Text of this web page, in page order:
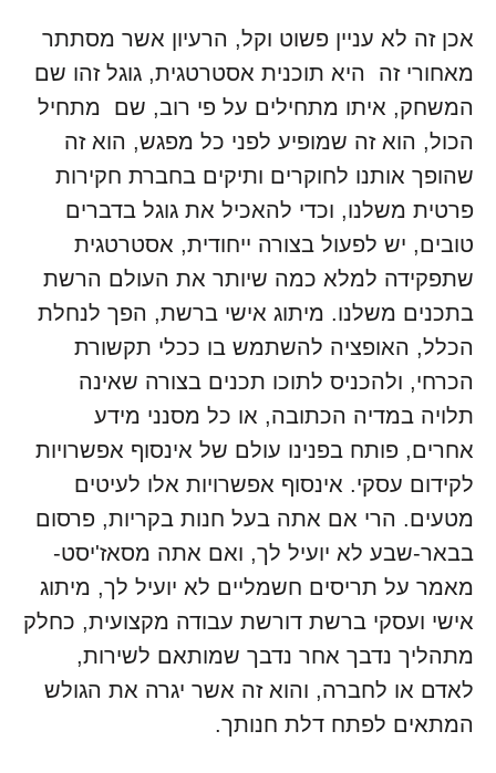
אכן זה לא עניין פשוט וקל, הרעיון אשר מסתתר
מאחורי זה היא תוכנית אסטרטגית, גוגל זהו שם
המשחק, איתו מתחילים על פי רוב, שם מתחיל
הכול, הוא זה שמופיע לפני כל מפגש, הוא זה
שהופך אותנו לחוקרים ותיקים בחברת חקירות
פרטית משלנו, וכדי להאכיל את גוגל בדברים
טובים, יש לפעול בצורה ייחודית, אסטרטגית
שתפקידה למלא כמה שיותר את העולם הרשת
בתכנים משלנו. מיתוג אישי ברשת, הפך לנחלת
הכלל, האופציה להשתמש בו ככלי תקשורת
הכרחי, ולהכניס לתוכו תכנים בצורה שאינה
תלויה במדיה הכתובה, או כל מסנני מידע
אחרים, פותח בפנינו עולם של אינסוף אפשרויות
לקידום עסקי. אינסוף אפשרויות אלו לעיטים
מטעים. הרי אם אתה בעל חנות בקריות, פרסום
בבאר-שבע לא יועיל לך, ואם אתה מסאז'יסט-
מאמר על תריסים חשמליים לא יועיל לך, מיתוג
אישי ועסקי ברשת דורשת עבודה מקצועית, כחלק
מתהליך נדבך אחר נדבך שמותאם לשירות,
לאדם או לחברה, והוא זה אשר יגרה את הגולש
המתאים לפתח דלת חנותך.